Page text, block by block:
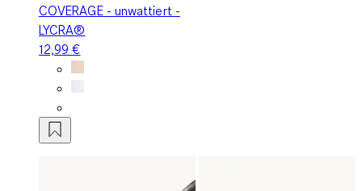
COVERAGE - unwattiert -
LYCRA®
12,99 €